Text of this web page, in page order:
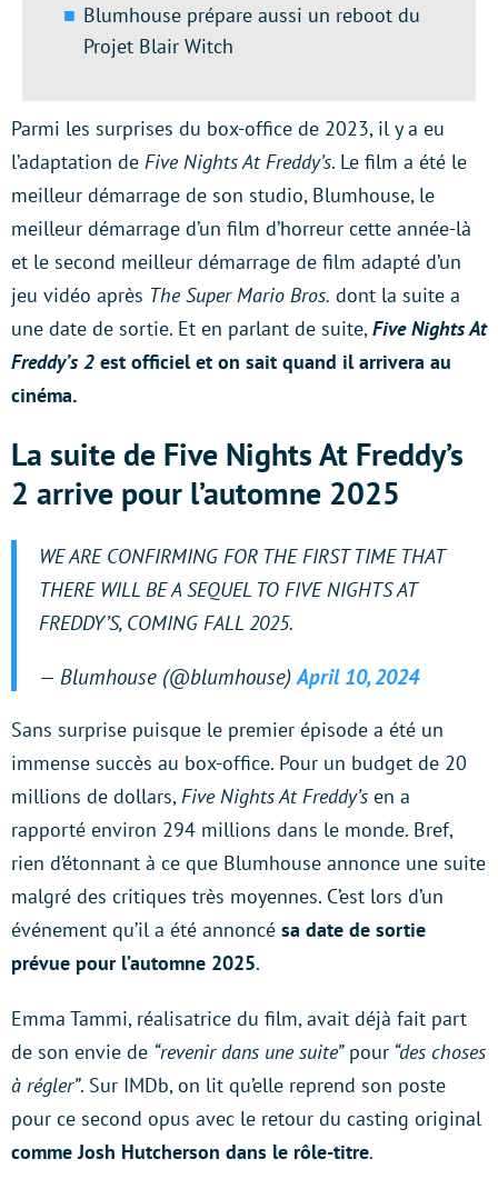
Blumhouse prépare aussi un reboot du
Projet Blair Witch
Parmi les surprises du box-office de 2023, il y a eu
l’adaptation de Five Nights At Freddy’s. Le film a été le
meilleur démarrage de son studio, Blumhouse, le
meilleur démarrage d’un film d’horreur cette année-là
et le second meilleur démarrage de film adapté d’un
jeu vidéo après The Super Mario Bros. dont la suite a
une date de sortie. Et en parlant de suite, Five Nights At
Freddy’s 2 est officiel et on sait quand il arrivera au
cinéma.
La suite de Five Nights At Freddy’s
2 arrive pour l’automne 2025
WE ARE CONFIRMING FOR THE FIRST TIME THAT
THERE WILL BE A SEQUEL TO FIVE NIGHTS AT
FREDDY’S, COMING FALL 2025.
— Blumhouse (@blumhouse) April 10, 2024
Sans surprise puisque le premier épisode a été un
immense succès au box-office. Pour un budget de 20
millions de dollars, Five Nights At Freddy’s en a
rapporté environ 294 millions dans le monde. Bref,
rien d’étonnant à ce que Blumhouse annonce une suite
malgré des critiques très moyennes. C’est lors d’un
événement qu’il a été annoncé sa date de sortie
prévue pour l’automne 2025.
Emma Tammi, réalisatrice du film, avait déjà fait part
de son envie de “revenir dans une suite”pour “des choses
à régler”. Sur IMDb, on lit qu’elle reprend son poste
pour ce second opus avec le retour du casting original
comme Josh Hutcherson dans le rôle-titre.